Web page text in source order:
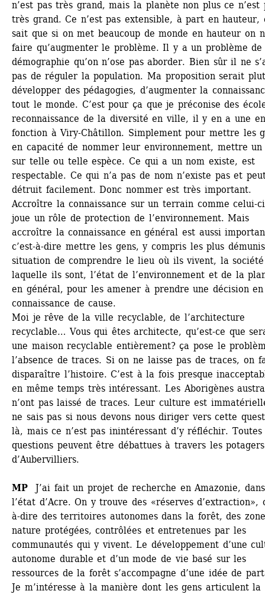
n’est pas très grand, mais la planète non plus ce n’est
très grand. Ce n’est pas extensible, à part en hauteur,
sait que si on met beaucoup de monde en hauteur on
faire qu’augmenter le problème. Il y a un problème de
démographie qu’on n’ose pas aborder. Bien sûr il ne
pas de réguler la population. Ma proposition serait
développer des pédagogies, d’augmenter la
tout le monde. C’est pour ça que je préconise des
reconnaissance de la diversité en ville, il y en a une en
fonction à Viry-Châtillon. Simplement pour mettre les
en capacité de nommer leur environnement, mettre un
sur telle ou telle espèce. Ce qui a un nom existe, est
respectable. Ce qui n’a pas de nom n’existe pas et
détruit facilement. Donc nommer est très important.
Accroître la connaissance sur un terrain comme celui-
joue un rôle de protection de l’environnement. Mais
accroître la connaissance en général est aussi
c’est-à-dire mettre les gens, y compris les plus
situation de comprendre le lieu où ils vivent, la société
laquelle ils sont, l’état de l’environnement et de la
en général, pour les amener à prendre une décision en
connaissance de cause.
Moi je rêve de la ville recyclable, de l’architecture
recyclable… Vous qui êtes architecte, qu’est-ce que
une maison recyclable entièrement? ça pose le
l’absence de traces. Si on ne laisse pas de traces, on
disparaître l’histoire. C’est à la fois presque
en même temps très intéressant. Les Aborigènes
n’ont pas laissé de traces. Leur culture est
ne sais pas si nous devons nous diriger vers cette
là, mais ce n’est pas inintéressant d’y réfléchir. Toutes
questions peuvent être débattues à travers les potagers
d’Aubervilliers.
MP J’ai fait un projet de recherche en Amazonie, dans
l’état d’Acre. On y trouve des «réserves d’extraction»,
à-dire des territoires autonomes dans la forêt, des
nature protégées, contrôlées et entretenues par les
communautés qui y vivent. Le développement d’une
autonome durable et d’un mode de vie basé sur les
ressources de la forêt s’accompagne d’une idée de
Je m’intéresse à la manière dont les gens articulent la